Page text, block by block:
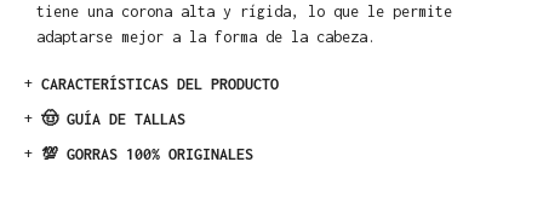
tiene una corona alta y rígida, lo que le permite
adaptarse mejor a la forma de la cabeza.
+ CARACTERÍSTICAS DEL PRODUCTO
+ 🤠 GUÍA DE TALLAS
+ 💯 GORRAS 100% ORIGINALES